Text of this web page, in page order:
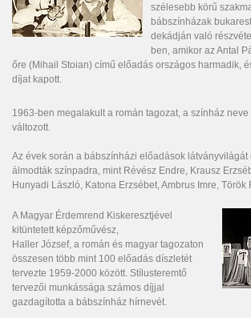
szélesebb körű
bábszínházak
dekádján való
ben, amikor az Antal
őre (Mihail Stoian) című előadás országos harmadik,
díjat kapott.
1963-ben megalakult a román tagozat, a színház neve
változott.
Az évek során a bábszínházi előadások
álmodták színpadra, mint Révész Endre, Krausz
Hunyadi László, Katona Erzsébet, Ambrus Imre, Török
A Magyar Érdemrend Kiskeresztjével
kitüntetett képzőművész,
Haller József, a román és magyar tagozaton
összesen több mint 100 előadás díszletét
tervezte 1959-2000 között. Stílusteremtő
tervezői munkássága számos díjjal
gazdagította a bábszínház hírnevét.